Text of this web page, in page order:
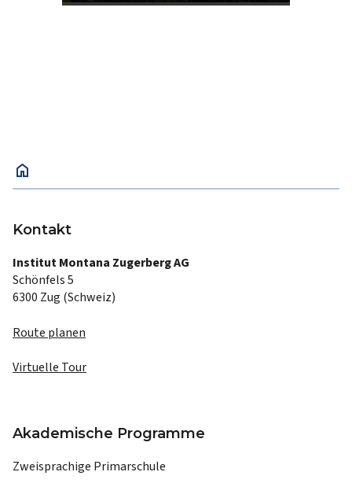
home
Kontakt
Institut Montana Zugerberg AG
Schönfels 5
6300 Zug (Schweiz)
Route planen
Virtuelle Tour
Akademische Programme
Zweisprachige Primarschule